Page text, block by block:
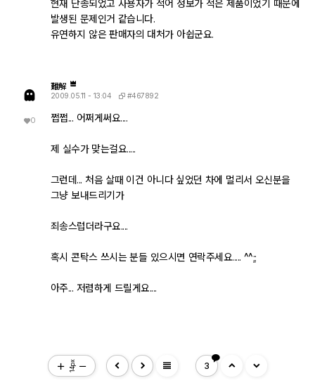
현재 단종되었고 사용자가 적어 정보가 적은 제품이었기 때문에
발생된 문제인거 같습니다.
유연하지 않은 판매자의 대처가 아쉽군요.
0
難解
2009.05.11 - 13:04 #467892
쩝쩝... 어쩌게써요....
제 실수가 맞는걸요.....
그런데... 처음 살때 이건 아니다 싶었던 차에 멀리서 오신분을
그냥 보내드리기가
죄송스럽더라구요....
혹시 콘탁스 쓰시는 분들 있으시면 연락주세요..... ^^;;
아주... 저렴하게 드릴게요....
14px view_headline 3